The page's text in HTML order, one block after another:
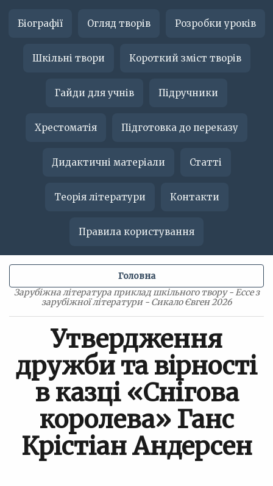
Біографії Огляд творів Розробки уроків
Шкільні твори Короткий зміст творів
Гайди для учнів Підручники
Хрестоматія Підготовка до переказу
Дидактичні матеріали Статті
Теорія літератури Контакти
Правила користування
Зарубіжна література приклад шкільного твору - Ессе з
зарубіжної літератури - Сикало Євген 2026
Головна
Утвердження
дружби та вірності
в казці «Снігова
королева» Ганс
Крістіан Андерсен